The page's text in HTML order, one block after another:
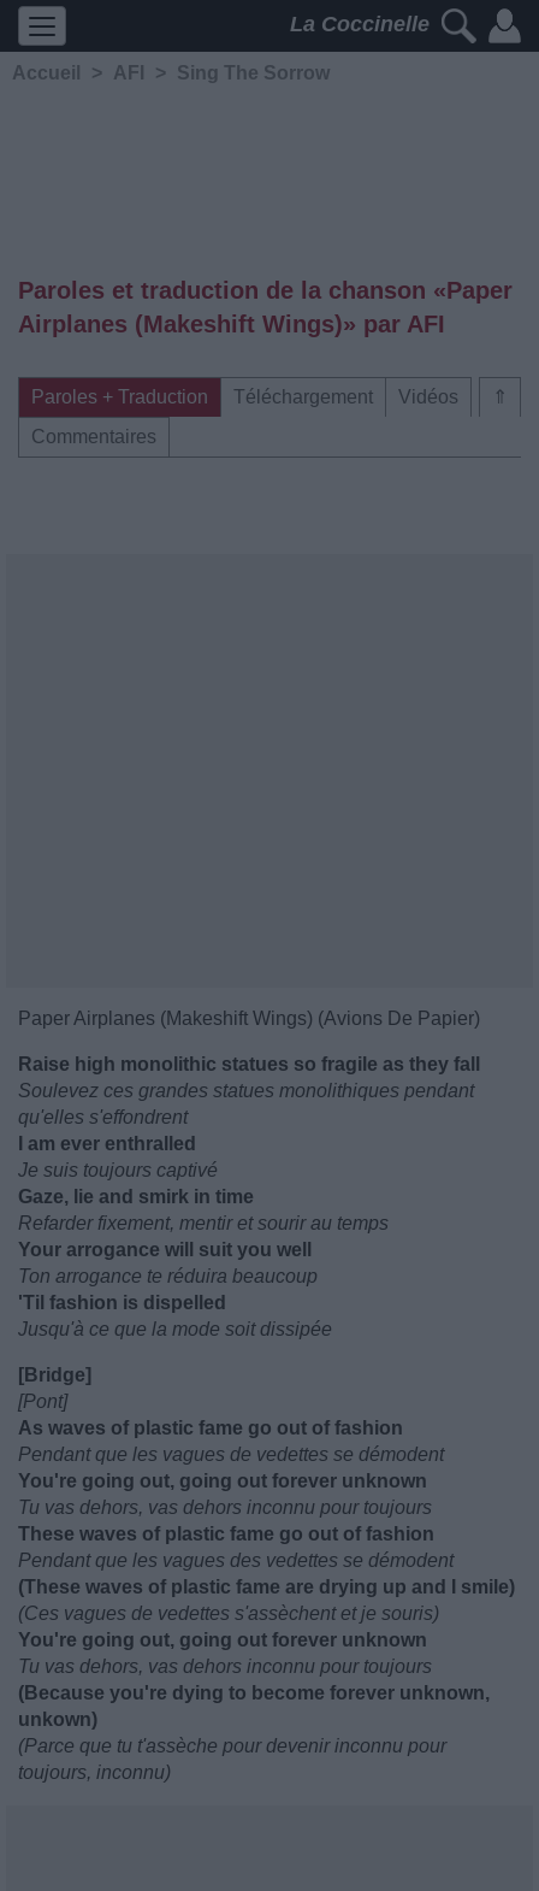
La Coccinelle
Accueil > AFI > Sing The Sorrow
Paroles et traduction de la chanson «Paper
Airplanes (Makeshift Wings)» par AFI
⇑
Paroles + Traduction Téléchargement
Vidéos
Commentaires
Paper Airplanes (Makeshift Wings) (Avions De Papier)
Raise high monolithic statues so fragile as they fall
Soulevez ces grandes statues monolithiques pendant
qu'elles s'effondrent
I am ever enthralled
Je suis toujours captivé
Gaze, lie and smirk in time
Refarder fixement, mentir et sourir au temps
Your arrogance will suit you well
Ton arrogance te réduira beaucoup
'Til fashion is dispelled
Jusqu'à ce que la mode soit dissipée
[Bridge]
[Pont]
As waves of plastic fame go out of fashion
Pendant que les vagues de vedettes se démodent
You're going out, going out forever unknown
Tu vas dehors, vas dehors inconnu pour toujours
These waves of plastic fame go out of fashion
Pendant que les vagues des vedettes se démodent
(These waves of plastic fame are drying up and I smile)
(Ces vagues de vedettes s'assèchent et je souris)
You're going out, going out forever unknown
Tu vas dehors, vas dehors inconnu pour toujours
(Because you're dying to become forever unknown,
unkown)
(Parce que tu t'assèche pour devenir inconnu pour
toujours, inconnu)